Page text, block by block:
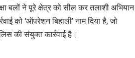
बलों ने पूरे क्षेत्र को सील कर तलाशी अभियान
को ‘ऑपरेशन बिहाली’ नाम दिया है, जो
की संयुक्त कार्रवाई है।